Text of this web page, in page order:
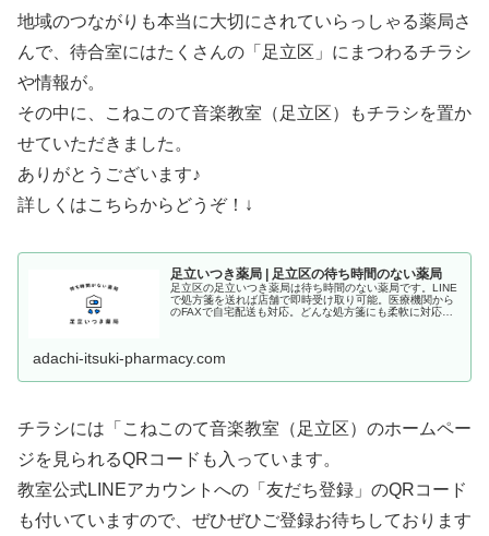
地域のつながりも本当に大切にされていらっしゃる薬局さ
んで、待合室にはたくさんの「足立区」にまつわるチラシ
や情報が。
その中に、こねこのて音楽教室（足立区）もチラシを置か
せていただきました。
ありがとうございます♪
詳しくはこちらからどうぞ！↓
足立いつき薬局 | 足立区の待ち時間のない薬局
足立区の足立いつき薬局は待ち時間のない薬局です。LINE
で処方箋を送れば店舗で即時受け取り可能。医療機関から
のFAXで自宅配送も対応。どんな処方箋にも柔軟に対応し
adachi-itsuki-pharmacy.com
チラシには「こねこのて音楽教室（足立区）のホームペー
ジを見られるQRコードも入っています。
教室公式LINEアカウントへの「友だち登録」のQRコード
も付いていますので、ぜひぜひご登録お待ちしております